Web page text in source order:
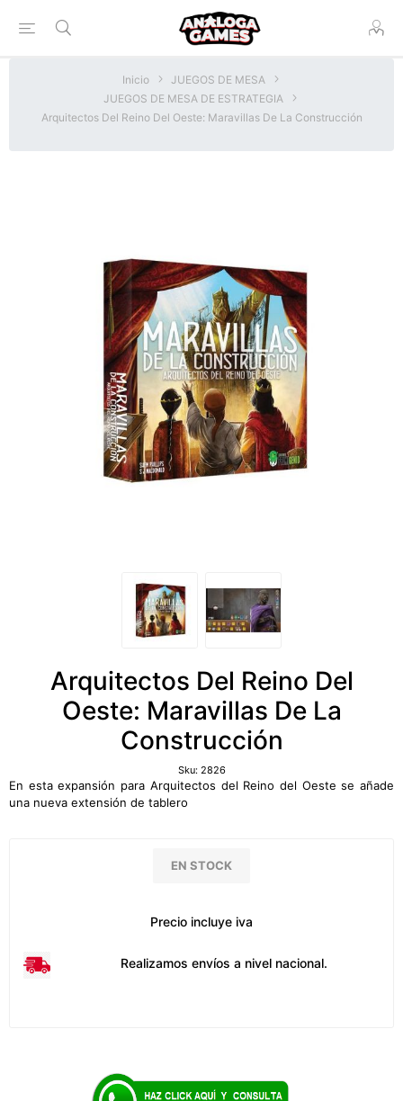
Inicio
JUEGOS DE MESA
JUEGOS DE MESA DE ESTRATEGIA
Arquitectos Del Reino Del Oeste: Maravillas De La Construcción
Arquitectos Del Reino Del
Oeste: Maravillas De La
Construcción
Sku: 2826
En esta expansión para Arquitectos del Reino del Oeste se añade
una nueva extensión de tablero
EN STOCK
Precio incluye iva
Realizamos envíos a nivel nacional.